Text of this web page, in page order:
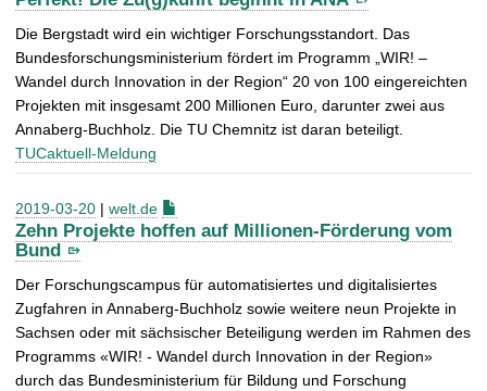
Die Bergstadt wird ein wichtiger Forschungsstandort. Das
Bundesforschungsministerium fördert im Programm „WIR! –
Wandel durch Innovation in der Region“ 20 von 100 eingereichten
Projekten mit insgesamt 200 Millionen Euro, darunter zwei aus
Annaberg-Buchholz. Die TU Chemnitz ist daran beteiligt.
TUCaktuell-Meldung
2019-03-20 | welt.de
Zehn Projekte hoffen auf Millionen-Förderung vom
Bund
Der Forschungscampus für automatisiertes und digitalisiertes
Zugfahren in Annaberg-Buchholz sowie weitere neun Projekte in
Sachsen oder mit sächsischer Beteiligung werden im Rahmen des
Programms «WIR! - Wandel durch Innovation in der Region»
durch das Bundesministerium für Bildung und Forschung